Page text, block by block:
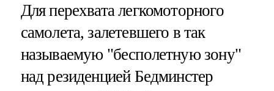
Для перехвата легкомоторного
самолета, залетевшего в так
называемую "бесполетную зону"
над резиденцией Бедминстер